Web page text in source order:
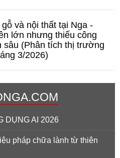
và nội thất tại Nga -
lớn nhưng thiếu công
sâu (Phân tích thị trường
3/2026)
DỤNG AI 2026
pháp chữa lành từ thiên